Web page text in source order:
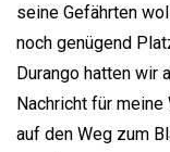
seine Gefährten
noch genügend
Durango hatten wir
Nachricht für meine
auf den Weg zum